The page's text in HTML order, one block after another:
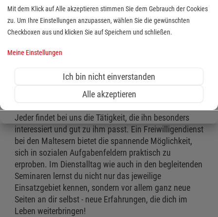
Hausnotruf
Standort(e):Saarbrücken
Wer sich sozial engagieren möchte, ist bei uns
herzlich willkommen.
Jeder findet bei uns die Tätigkeit, die ihn besonders
interessiert und gut zu ihm passt. Ein Freiwilligendienst
bei den Maltesern bietet die spannende Möglichkeit,
sich in sozialen Aufgabenfeldern praktisch zu
erproben. Im Dienstalltag wie auch in den begleitenden
Seminaren lernst du nicht nur das jeweilige
Einsatzgebiet kennen, sondern vor allem ganz neue
Seiten an dir selbst - neue Erfahrungen, die dich im
Leben weiterbringen!
Mit dem Klick auf Alle akzeptieren stimmen Sie dem Gebrauch der Cookies
zu. Um Ihre Einstellungen anzupassen, wählen Sie die gewünschten
Checkboxen aus und klicken Sie auf Speichern und schließen.
Meine Einstellungen
Ich bin nicht einverstanden
Alle akzeptieren